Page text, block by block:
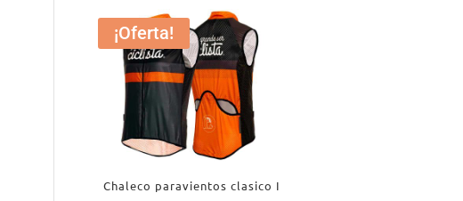
17,99 €.15,99 €.
¡Oferta!
Chaleco paravientos clasico I